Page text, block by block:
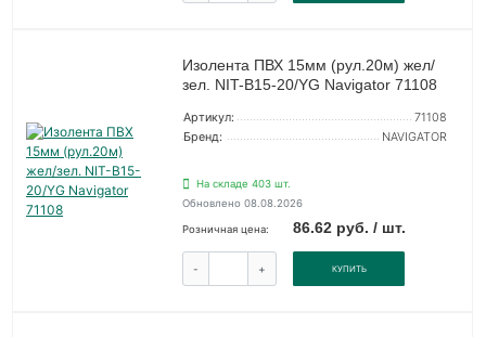
Изолента ПВХ 15мм (рул.20м) жел/
зел. NIT-B15-20/YG Navigator 71108
Артикул:
71108
Бренд:
NAVIGATOR
На складе 403 шт.
Обновлено 08.08.2026
Розничная цена: 86.62 руб. / шт.
- + КУПИТЬ